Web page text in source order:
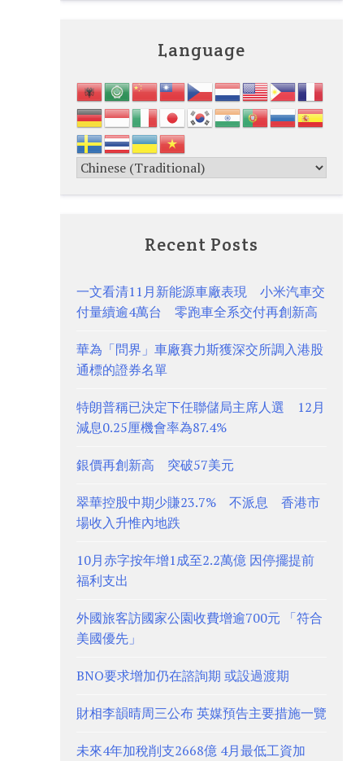
Language
Recent Posts
一文看清11月新能源車廠表現 小米汽車交
付量續逾4萬台 零跑車全系交付再創新高
華為「問界」車廠賽力斯獲深交所調入港股
通標的證券名單
特朗普稱已決定下任聯儲局主席人選 12月
減息0.25厘機會率為87.4%
銀價再創新高 突破57美元
翠華控股中期少賺23.7% 不派息 香港市
場收入升惟內地跌
10月赤字按年增1成至2.2萬億 因停擺提前
福利支出
外國旅客訪國家公園收費增逾700元 「符合
美國優先」
BNO要求增加仍在諮詢期 或設過渡期
財相李韻晴周三公布 英媒預告主要措施一覽
未來4年加稅削支2668億 4月最低工資加